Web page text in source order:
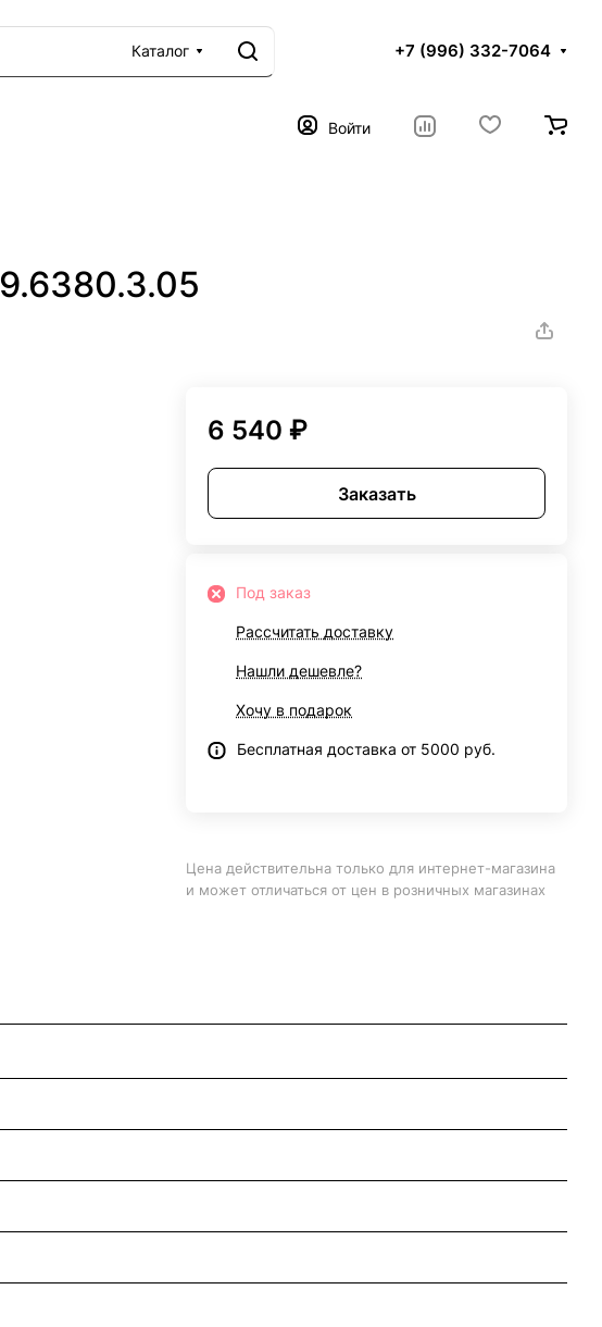
Каталог +7 (996) 332-7064
Войти
6 540 ₽
Заказать
Под заказ
Рассчитать доставку
Нашли дешевле?
Хочу в подарок
Бесплатная доставка от 5000 руб.
Цена действительна только для интернет-магазина
и может отличаться от цен в розничных магазинах